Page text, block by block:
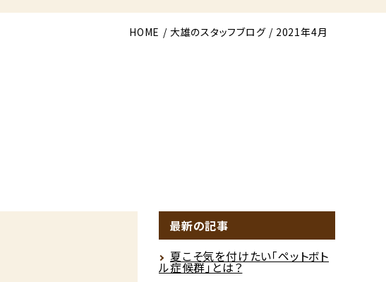
HOME 大雄のスタッフブログ 2021年4月
最新の記事
夏こそ気を付けたい「ペットボト
ル症候群」とは？